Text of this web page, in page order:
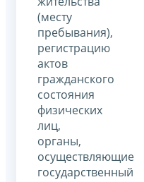
(месту
пребывания),
регистрацию
актов
гражданского
состояния
физических
лиц,
органы,
осуществляющие
государственный